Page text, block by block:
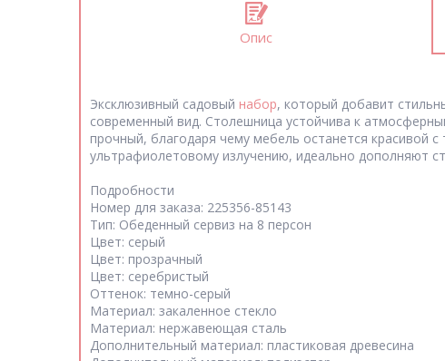
Опис
Эксклюзивный садовый набор, который добавит
современный вид. Столешница устойчива к
прочный, благодаря чему мебель останется красивой
ультрафиолетовому излучению, идеально дополняют
Подробности
Номер для заказа: 225356-85143
Тип: Обеденный сервиз на 8 персон
Цвет: серый
Цвет: прозрачный
Цвет: серебристый
Оттенок: темно-серый
Материал: закаленное стекло
Материал: нержавеющая сталь
Дополнительный материал: пластиковая древесина